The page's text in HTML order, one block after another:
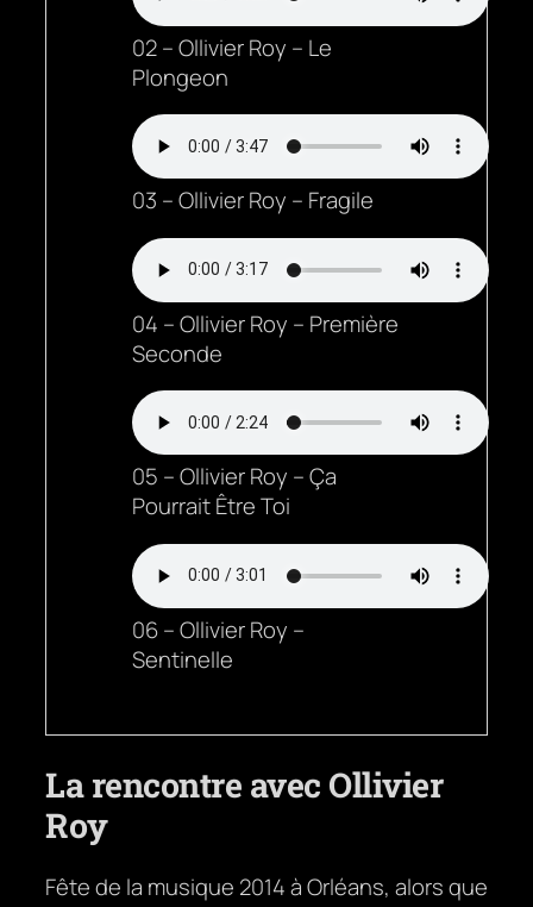
02 – Ollivier Roy – Le
Plongeon
03 – Ollivier Roy – Fragile
04 – Ollivier Roy – Première
Seconde
05 – Ollivier Roy – Ça
Pourrait Être Toi
06 – Ollivier Roy –
Sentinelle
La rencontre avec Ollivier
Roy
Fête de la musique 2014 à Orléans, alors que